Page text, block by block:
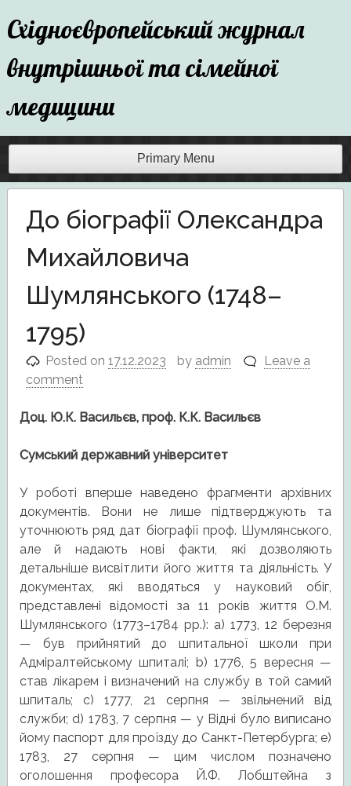
Skip
to
content
Східноєвропейський журнал
внутрішньої та сімейної
медицини
Primary Menu
До біографії Олександра
Михайловича
Шумлянського (1748–
1795)
Posted on17.12.2023 by admin
Leave a
comment
Доц. Ю.К. Васильєв, проф. К.К. Васильєв
Сумський державний університет
У роботі вперше наведено фрагменти архівних
документів. Вони не лише підтверджують та
уточнюють ряд дат біографії проф. Шумлянського,
але й надають нові факти, які дозволяють
детальніше висвітлити його життя та діяльність. У
документах, які вводяться у науковий обіг,
представлені відомості за 11 років життя О.М.
Шумлянського (1773–1784 рр.): a) 1773, 12 березня
— був прийнятий до шпитальної школи при
Адміралтейському шпиталі; b) 1776, 5 вересня —
став лікарем і визначений на службу в той самий
шпиталь; c) 1777, 21 серпня — звільнений від
служби; d) 1783, 7 серпня — у Відні було виписано
йому паспорт для проїзду до Санкт-Петербурга; e)
1783, 27 серпня — цим числом позначено
оголошення професора Й.Ф. Лобштейна з